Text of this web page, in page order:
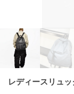
レディースリュ